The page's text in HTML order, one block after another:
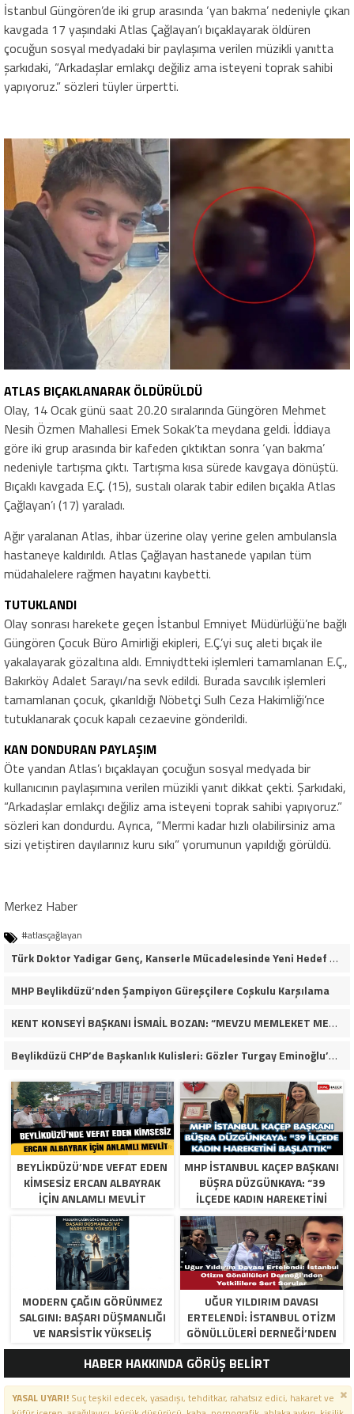
İstanbul Güngören’de iki grup arasında ‘yan bakma’ nedeniyle çıkan
kavgada 17 yaşındaki Atlas Çağlayan’ı bıçaklayarak öldüren
çocuğun sosyal medyadaki bir paylaşıma verilen müzikli yanıtta
şarkıdaki, “Arkadaşlar emlakçı değiliz ama isteyeni toprak sahibi
yapıyoruz.” sözleri tüyler ürpertti.
ATLAS BIÇAKLANARAK ÖLDÜRÜLDÜ
Olay, 14 Ocak günü saat 20.20 sıralarında Güngören Mehmet
Nesih Özmen Mahallesi Emek Sokak’ta meydana geldi. İddiaya
göre iki grup arasında bir kafeden çıktıktan sonra ‘yan bakma’
nedeniyle tartışma çıktı. Tartışma kısa sürede kavgaya dönüştü.
Bıçaklı kavgada E.Ç. (15), sustalı olarak tabir edilen bıçakla Atlas
Çağlayan’ı (17) yaraladı.
Ağır yaralanan Atlas, ihbar üzerine olay yerine gelen ambulansla
hastaneye kaldırıldı. Atlas Çağlayan hastanede yapılan tüm
müdahalelere rağmen hayatını kaybetti.
TUTUKLANDI
Olay sonrası harekete geçen İstanbul Emniyet Müdürlüğü’ne bağlı
Güngören Çocuk Büro Amirliği ekipleri, E.Ç.’yi suç aleti bıçak ile
yakalayarak gözaltına aldı. Emniydtteki işlemleri tamamlanan E.Ç.,
Bakırköy Adalet Sarayı/na sevk edildi. Burada savcılık işlemleri
tamamlanan çocuk, çıkarıldığı Nöbetçi Sulh Ceza Hakimliği’nce
tutuklanarak çocuk kapalı cezaevine gönderildi.
KAN DONDURAN PAYLAŞIM
Öte yandan Atlas’ı bıçaklayan çocuğun sosyal medyada bir
kullanıcının paylaşımına verilen müzikli yanıt dikkat çekti. Şarkıdaki,
“Arkadaşlar emlakçı değiliz ama isteyeni toprak sahibi yapıyoruz.”
sözleri kan dondurdu. Ayrıca, “Mermi kadar hızlı olabilirsiniz ama
sizi yetiştiren dayılarınız kuru sıkı” yorumunun yapıldığı görüldü.
Merkez Haber
#atlasçağlayan
Türk Doktor Yadigar Genç, Kanserle Mücadelesinde Yeni Hedef Kanser Kök Hücreleri
MHP Beylikdüzü’nden Şampiyon Güreşçilere Coşkulu Karşılama
KENT KONSEYİ BAŞKANI İSMAİL BOZAN: “MEVZU MEMLEKET MESELESİ”
Beylikdüzü CHP’de Başkanlık Kulisleri: Gözler Turgay Eminoğlu’nda!
BEYLIKDÜZÜ’NDE VEFAT EDEN
KIMSESIZ ERCAN ALBAYRAK
İÇIN ANLAMLI MEVLIT
MHP İSTANBUL KAÇEP BAŞKANI
BÜŞRA DÜZGÜNKAYA: “39
İLÇEDE KADIN HAREKETINI
BAŞLATTIK”
MODERN ÇAĞIN GÖRÜNMEZ
SALGINI: BAŞARI DÜŞMANLIĞI
VE NARSISTIK YÜKSELIŞ
UĞUR YILDIRIM DAVASI
ERTELENDI: İSTANBUL OTIZM
GÖNÜLLÜLERI DERNEĞI’NDEN
YETKILILERE SERT SORULAR
HABER HAKKINDA GÖRÜŞ BELİRT
YASAL UYARI!Suç teşkil edecek, yasadışı, tehditkar, rahatsız edici, hakaret ve